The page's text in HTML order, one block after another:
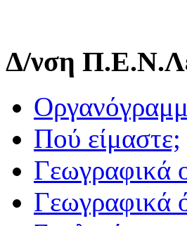
Δ/νση
Πού είμαστε;
Γεωγραφικά
Γεωγραφικά